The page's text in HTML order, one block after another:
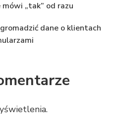
„tak” od razu
dane o klientach